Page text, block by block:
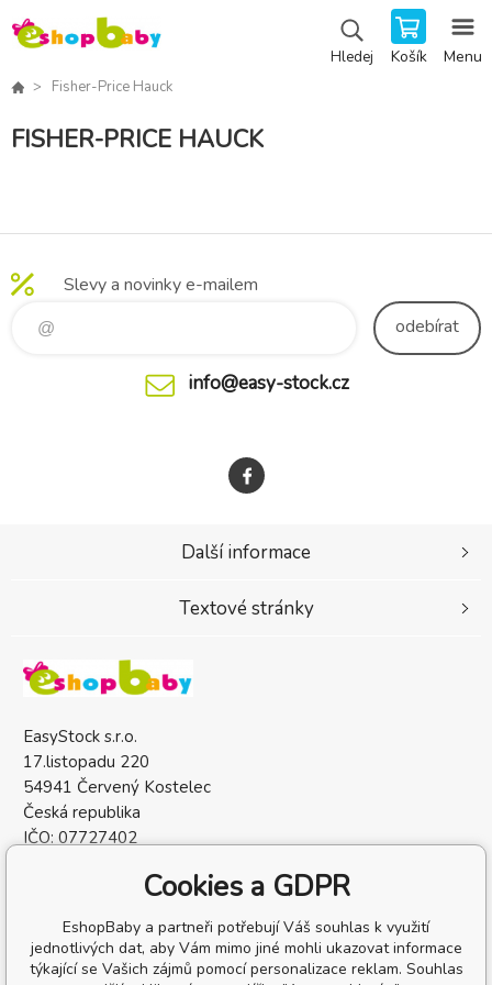
Hledej Košík Menu
Fisher-Price Hauck
FISHER-PRICE HAUCK
Slevy a novinky e-mailem
odebírat
info@easy-stock.cz
EasyStock s.r.o.
17.listopadu 220
54941 Červený Kostelec
Česká republika
IČO: 07727402
Další informace
Textové stránky
Cookies a GDPR
EshopBaby a partneři potřebují Váš souhlas k využití
jednotlivých dat, aby Vám mimo jiné mohli ukazovat informace
týkající se Vašich zájmů pomocí personalizace reklam. Souhlas